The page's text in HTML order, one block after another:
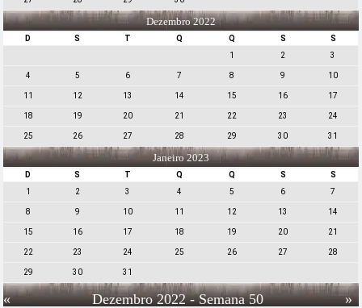
Dezembro 2022
D S T Q Q S
S
1
2 3
4 5 6 7 8 9 10
11 12 13 14 15 16 17
18 19 20 21 22 23 24
25 26 27 28 29 30 31
Janeiro 2023
D S T Q Q S
S
1
2 3 4 5 6 7
8 9 10 11 12 13 14
15 16 17 18 19 20 21
22 23 24 25 26 27 28
29 30 31
« »
Dezembro 2022- Semana 50